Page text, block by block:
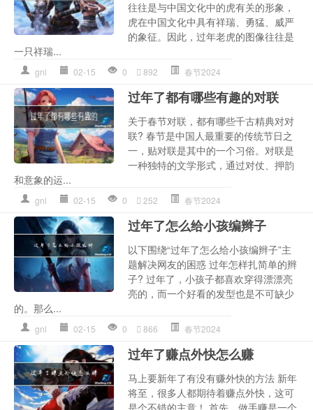
往往是与中国文化中的虎有关的形象，
虎在中国文化中具有祥瑞、勇猛、威严
的象征。因此，过年老虎的图像往往是
一只祥瑞...
gnl 02-15 0 892 春节2024
过年了都有哪些有趣的对联
关于春节对联，都有哪些千古精典对对
联? 春节是中国人最重要的传统节日之
一，贴对联是其中的一个习俗。对联是
一种独特的文学形式，通过对仗、押韵
和意象的运...
gnl 02-15 0 252 春节2024
过年了怎么给小孩编辫子
以下围绕“过年了怎么给小孩编辫子”主
题解决网友的困惑 过年怎样扎简单的辫
子? 过年了，小孩子都喜欢穿得漂漂亮
亮的，而一个好看的发型也是不可缺少
的。那么...
gnl 02-15 0 866 春节2024
过年了赚点外快怎么赚
马上要新年了有没有赚外快的方法 新年
将至，很多人都期待着赚点外快，这可